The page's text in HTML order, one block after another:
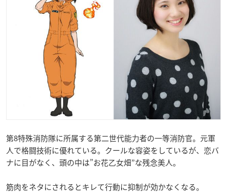
第8特殊消防隊に所属する第二世代能力者の一等消防官。元軍
人で格闘技術に優れている。クールな容姿をしているが、恋バ
ナに目がなく、頭の中は”お花乙女畑”な残念美人。
筋肉をネタにされるとキレて行動に抑制が効かなくなる。